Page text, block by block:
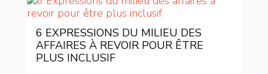
6 EXPRESSIONS DU MILIEU DES
AFFAIRES À REVOIR POUR ÊTRE
PLUS INCLUSIF